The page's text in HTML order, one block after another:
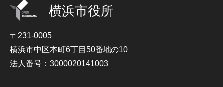
横浜市役所
〒231-0005
横浜市中区本町6丁目50番地の10
法人番号：3000020141003